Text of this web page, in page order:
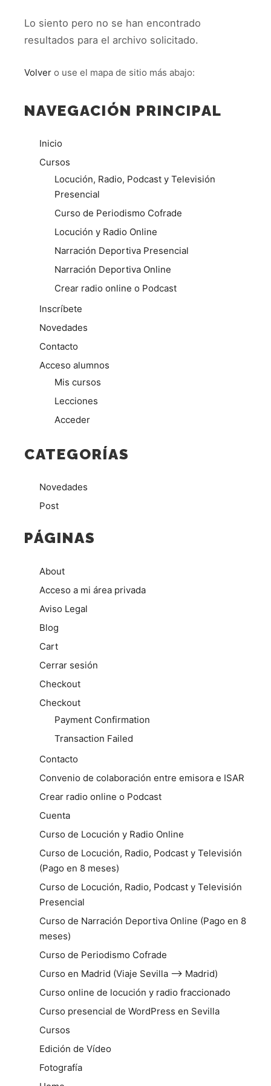
Lo siento pero no se han encontrado
resultados para el archivo solicitado.
Volver o use el mapa de sitio más abajo:
NAVEGACIÓN PRINCIPAL
Inicio
Cursos
Locución, Radio, Podcast y Televisión
Presencial
Curso de Periodismo Cofrade
Locución y Radio Online
Narración Deportiva Presencial
Narración Deportiva Online
Crear radio online o Podcast
Inscríbete
Novedades
Contacto
Acceso alumnos
Mis cursos
Lecciones
Acceder
CATEGORÍAS
Novedades
Post
PÁGINAS
About
Acceso a mi área privada
Aviso Legal
Blog
Cart
Cerrar sesión
Checkout
Checkout
Payment Confirmation
Transaction Failed
Contacto
Convenio de colaboración entre emisora e ISAR
Crear radio online o Podcast
Cuenta
Curso de Locución y Radio Online
Curso de Locución, Radio, Podcast y Televisión
(Pago en 8 meses)
Curso de Locución, Radio, Podcast y Televisión
Presencial
Curso de Narración Deportiva Online (Pago en 8
meses)
Curso de Periodismo Cofrade
Curso en Madrid (Viaje Sevilla –> Madrid)
Curso online de locución y radio fraccionado
Curso presencial de WordPress en Sevilla
Cursos
Edición de Vídeo
Fotografía